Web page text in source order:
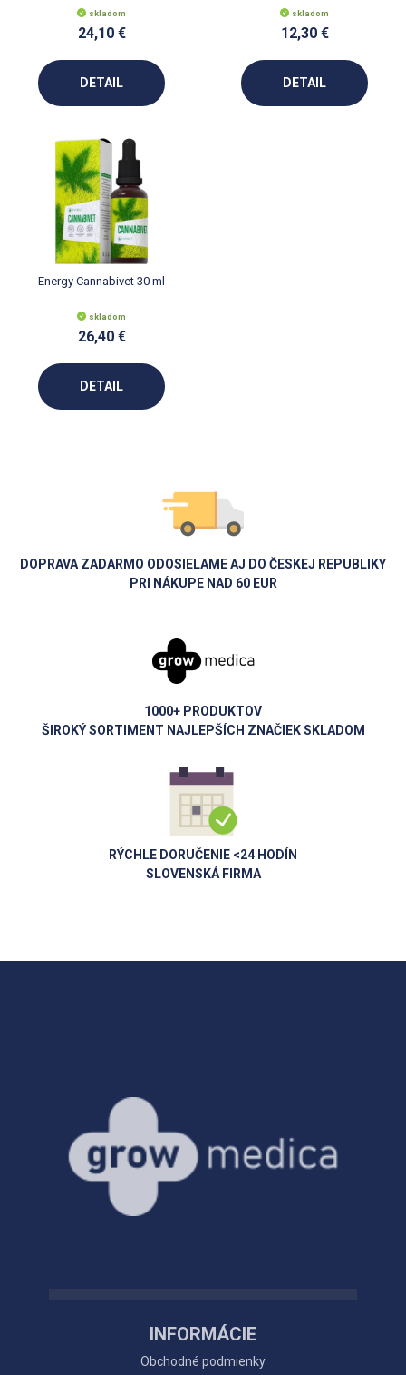
skladom
24,10 €
DETAIL
skladom
12,30 €
DETAIL
Energy Cannabivet 30 ml
skladom
26,40 €
DETAIL
DOPRAVA ZADARMO ODOSIELAME AJ DO ČESKEJ REPUBLIKY
PRI NÁKUPE NAD 60 EUR
1000+ PRODUKTOV
ŠIROKÝ SORTIMENT NAJLEPŠÍCH ZNAČIEK SKLADOM
RÝCHLE DORUČENIE <24 HODÍN
SLOVENSKÁ FIRMA
INFORMÁCIE
Obchodné podmienky